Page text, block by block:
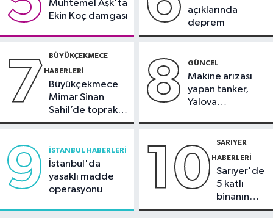
denize giriş yasaklandı
09:40
yağış ve fırtına geliyor
09:31
Gram ve külçe satışları geriledi
09:05Bakanlıktan kırtasiye ve okul
Muhtemel Aşk'ta
Ekin Koç damgası
açıklarında
deprem
7 BÜYÜKÇEKMECE
HABERLERI
Büyükçekmece
Mimar Sinan
Sahil’de toprak
kayması
8 GÜNCEL
Makine arızası
yapan tanker,
Yalova
9 İSTANBUL HABERLERI
İstanbul'da
yasaklı madde
operasyonu
10 SARIYER
HABERLERI
Sarıyer'de
5 katlı
binanın
çatısında